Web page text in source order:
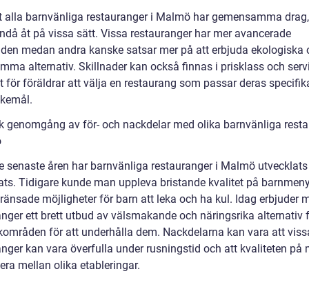
alla barnvänliga restauranger i Malmö har gemensamma
åt på vissa sätt. Vissa restauranger har mer avancerade
medan andra kanske satsar mer på att erbjuda ekologiska
alternativ. Skillnader kan också finnas i prisklass och
för föräldrar att välja en restaurang som passar deras
genomgång av för- och nackdelar med olika barnvänliga
senaste åren har barnvänliga restauranger i Malmö
Tidigare kunde man uppleva bristande kvalitet på
möjligheter för barn att leka och ha kul. Idag erbjuder
ett brett utbud av välsmakande och näringsrika alternativ
för att underhålla dem. Nackdelarna kan vara att
kan vara överfulla under rusningstid och att kvaliteten på
mellan olika etableringar.